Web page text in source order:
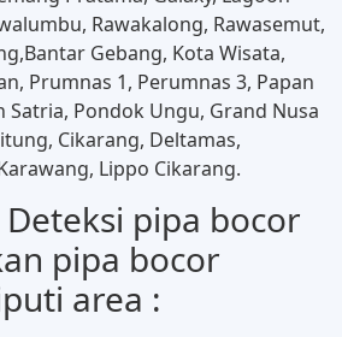
Rawakalong, Rawasemut,
Gebang, Kota Wisata,
Prumnas 1, Perumnas 3, Papan
Satria, Pondok Ungu, Grand Nusa
Cikarang, Deltamas,
Lippo Cikarang.
Deteksi pipa bocor
pipa bocor
area :